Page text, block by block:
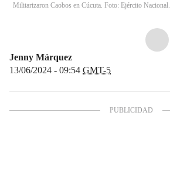
Militarizaron Caobos en Cúcuta. Foto: Ejército Nacional.
Jenny Márquez
13/06/2024 - 09:54 GMT-5